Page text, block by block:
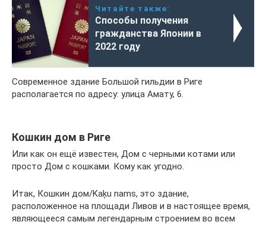
Читайте также:
Способы получения
гражданства Японии в
2022 году
Современное здание Большой гильдии в Риге
располагается по адресу: улица Амату, 6.
Кошкин дом в Риге
Или как он ещё известен, Дом с черными котами или
просто Дом с кошками. Кому как угодно.
Итак, Кошкин дом/Kaķu nams, это здание,
расположенное на площади Ливов и в настоящее время,
являющееся самым легендарным строением во всем